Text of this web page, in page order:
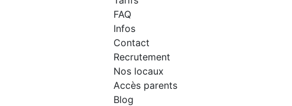
FAQ
Infos
Contact
Recrutement
Nos locaux
Accès parents
Blog